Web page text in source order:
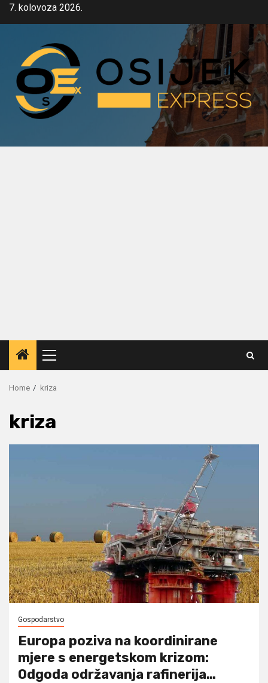
Skip7. kolovoza 2026.
Primary
Menu
Home kriza
kriza
Gospodarstvo
Europa poziva na koordinirane
mjere s energetskom krizom:
Odgoda održavanja rafinerija…